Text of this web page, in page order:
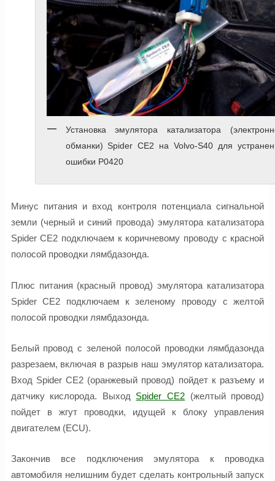
Установка эмулятора катализатора
обманки) Spider CE2 на Volvo-S40 для
ошибки P0420
Минус питания и вход контроля потенциала сигнальной
земли (черный и синий провода) эмулятора катализатора
Spider CE2 подключаем к коричневому проводу с красной
полосой проводки лямбдазонда.
Плюс питания (красный провод) эмулятора катализатора
Spider CE2 подключаем к зеленому проводу с желтой
полосой проводки лямбдазонда.
Белый провод с зеленой полосой проводки лямбдазонда
разрезаем, включая в разрыв наш эмулятор катализатора.
Вход Spider CE2 (оранжевый провод) пойдет к разъему и
датчику кислорода. Выход Spider CE2 (желтый провод)
пойдет в жгут проводки, идущей к блоку управления
двигателем (ECU).
Закончив все подключения эмулятора к проводка
автомобиля нелишним будет сделать контрольный запуск